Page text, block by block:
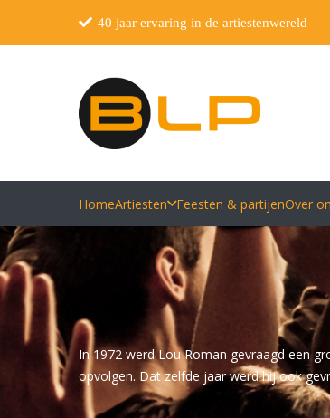
40 jaar ervaring in de artiestenwereld
HomeArtiesten Feesten & partijenOver
In 1972 werd Lou Roman gevraagd een
opvolgen. Dat zelfde jaar werd hij ook